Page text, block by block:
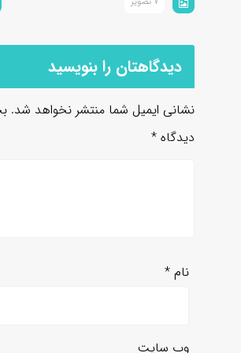
دیدگاهتان را بنویسید
نشانی ایمیل شما منتشر نخواهد شد.
دیدگاه *
نام*
وب‌ سایت